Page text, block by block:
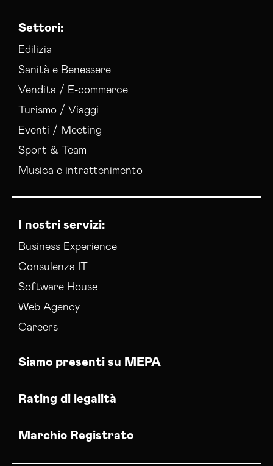
Settori:
Edilizia
Sanità e Benessere
Vendita / E-commerce
Turismo / Viaggi
Eventi / Meeting
Sport & Team
Musica e intrattenimento
I nostri servizi:
Business Experience
Consulenza IT
Software House
Web Agency
Careers
Siamo presenti su MEPA
Rating di legalità
Marchio Registrato